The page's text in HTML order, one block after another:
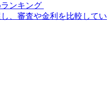
ンキング
、審査や金利を比較してい